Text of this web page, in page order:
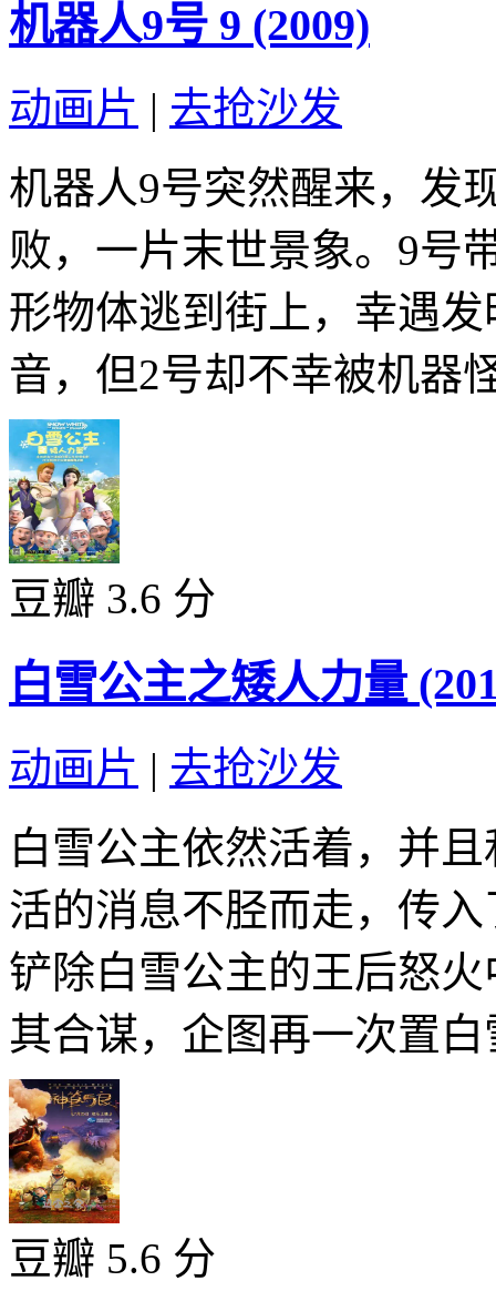
机器人9号 9 (2009)
动画片 | 去抢沙发
机器人9号突然醒来，发
败，一片末世景象。9号
形物体逃到街上，幸遇
音，但2号却不幸被机器
豆瓣 3.6 分
白雪公主之矮人力量
动画片 | 去抢沙发
白雪公主依然活着，并
活的消息不胫而走，传
铲除白雪公主的王后怒
其合谋，企图再一次置
豆瓣 5.6 分